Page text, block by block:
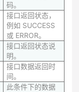
码。
接口返回状态，
例如 SUCCESS
或 ERROR。
接口返回状态说
明。
接口数据返回时
间。
此条件下的数据